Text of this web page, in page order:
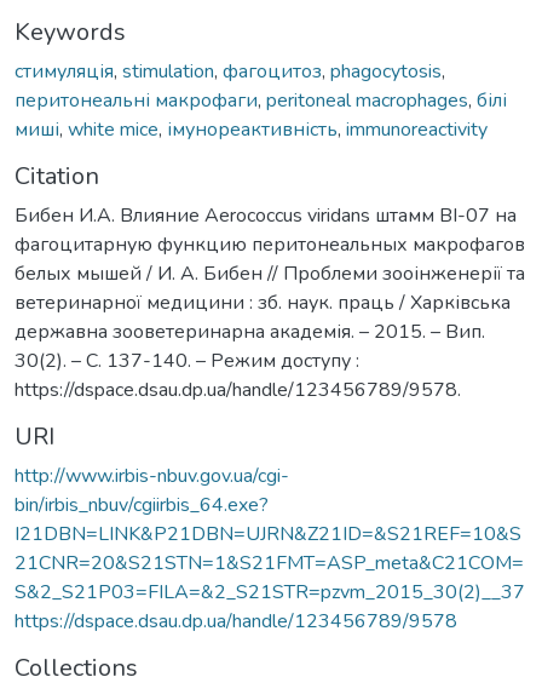
Keywords
стимуляція, stimulation, фагоцитоз, phagocytosis,
перитонеальні макрофаги, peritoneal macrophages, білі
миші, white mice, імунореактивність, immunoreactivity
Citation
Бибен И.А. Влияние Aerococcus viridans штамм BI-07 на
фагоцитарную функцию перитонеальных макрофагов
белых мышей / И. А. Бибен // Проблеми зооінженерії та
ветеринарної медицини : зб. наук. праць / Харківська
державна зооветеринарна академія. – 2015. – Вип.
30(2). – С. 137-140. – Режим доступу :
https://dspace.dsau.dp.ua/handle/123456789/9578.
URI
http://www.irbis-nbuv.gov.ua/cgi-
bin/irbis_nbuv/cgiirbis_64.exe?
I21DBN=LINK&P21DBN=UJRN&Z21ID=&S21REF=10&S
21CNR=20&S21STN=1&S21FMT=ASP_meta&C21COM=
S&2_S21P03=FILA=&2_S21STR=pzvm_2015_30(2)__37
https://dspace.dsau.dp.ua/handle/123456789/9578
Collections